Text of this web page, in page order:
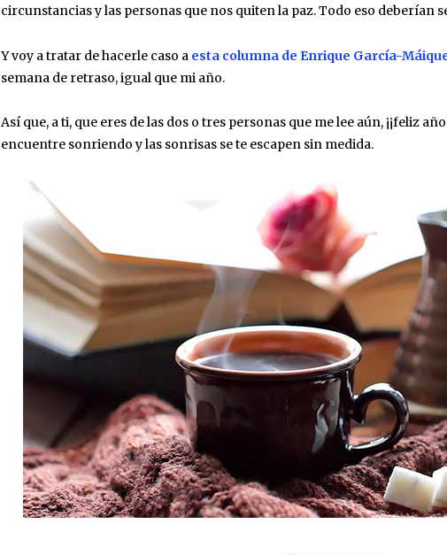
circunstancias y las personas que nos quiten la paz. Todo eso deberían
Y voy a tratar de hacerle caso a esta columna de Enrique García-
semana de retraso, igual que mi año.
Así que, a ti, que eres de las dos o tres personas que me lee aún, ¡¡feliz
encuentre sonriendo y las sonrisas se te escapen sin medida.